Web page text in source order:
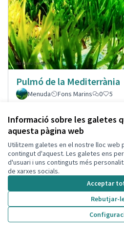
Informació sobre les galetes
aquesta pàgina web
Utilitzem galetes en el nostre lloc web
contingut d'aquest. Les galetes ens
d'usuari i uns continguts més
de xarxes socials.
Acceptar
Rebutjar-
Pulmó de la Mediterrània
Menuda
Fons Marins 0 5
Pantalles acustiques per